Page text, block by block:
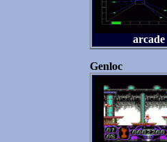
arcade
Genloc